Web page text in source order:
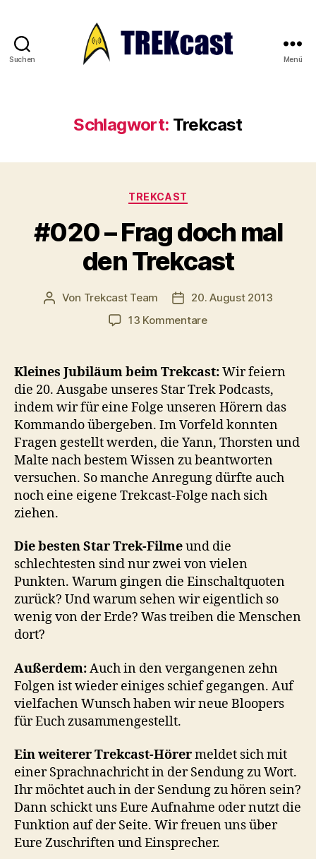
Suchen Menü
Schlagwort: Trekcast
Kategorien
TREKCAST
#020 – Frag doch mal
den Trekcast
Beitragsautor
Von Trekcast Team Veröffentlichungsdatum
20. August 2013
13 Kommentarezu
Frag
doch
mal
den
Trekcast
Kleines Jubiläum beim Trekcast:Wir feiern
die 20. Ausgabe unseres Star Trek Podcasts,
indem wir für eine Folge unseren Hörern das
Kommando übergeben. Im Vorfeld konnten
Fragen gestellt werden, die Yann, Thorsten und
Malte nach bestem Wissen zu beantworten
versuchen. So manche Anregung dürfte auch
noch eine eigene Trekcast-Folge nach sich
ziehen.
Die besten Star Trek-Filmeund die
schlechtesten sind nur zwei von vielen
Punkten. Warum gingen die Einschaltquoten
zurück? Und warum sehen wir eigentlich so
wenig von der Erde? Was treiben die Menschen
dort?
Außerdem:Auch in den vergangenen zehn
Folgen ist wieder einiges schief gegangen. Auf
vielfachen Wunsch haben wir neue Bloopers
für Euch zusammengestellt.
Ein weiterer Trekcast-Hörermeldet sich mit
einer Sprachnachricht in der Sendung zu Wort.
Ihr möchtet auch in der Sendung zu hören sein?
Dann schickt uns Eure Aufnahme oder nutzt die
Funktion auf der Seite. Wir freuen uns über
Eure Zuschriften und Einsprecher.